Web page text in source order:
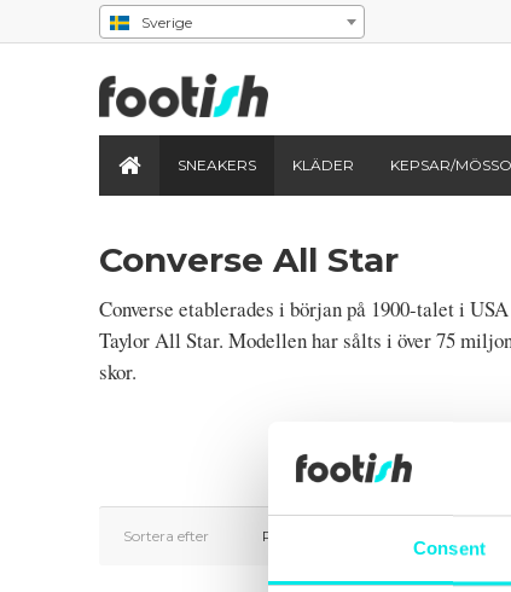
Consent
Sverige
SNEAKERS KLÄDER KEPSAR/
Converse All Star
Converse etablerades i början på 1900-talet i
Taylor All Star. Modellen har sålts i över 75
skor.
Sortera efter Pris